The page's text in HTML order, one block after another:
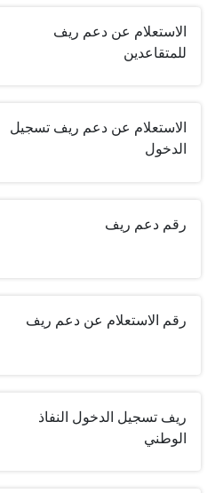
الاستعلام عن دعم ريف
للمتقاعدين
الاستعلام عن دعم ريف تسجيل
الدخول
رقم دعم ريف
رقم الاستعلام عن دعم ريف
ريف تسجيل الدخول النفاذ
الوطني